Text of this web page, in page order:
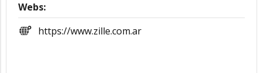
Webs:
https://www.zille.com.ar